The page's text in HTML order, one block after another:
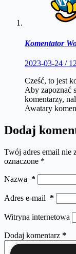
Komentator
2023-03-24 /
Cześć, to jest
Aby zapoznać
komentarzy,
Awatary
Dodaj
Twój adres email nie
oznaczone *
Nazwa *
Adres e-mail *
Witryna internetowa
Dodaj komentarz *